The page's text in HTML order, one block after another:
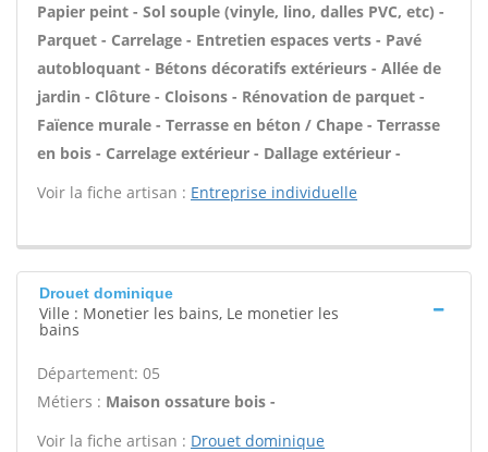
Papier peint - Sol souple (vinyle, lino, dalles PVC, etc) -
Parquet - Carrelage - Entretien espaces verts - Pavé
autobloquant - Bétons décoratifs extérieurs - Allée de
jardin - Clôture - Cloisons - Rénovation de parquet -
Faïence murale - Terrasse en béton / Chape - Terrasse
en bois - Carrelage extérieur - Dallage extérieur -
Voir la fiche artisan : Entreprise individuelle
Drouet dominique
Ville : Monetier les bains, Le monetier les
bains
Département: 05
Métiers : Maison ossature bois -
Voir la fiche artisan : Drouet dominique